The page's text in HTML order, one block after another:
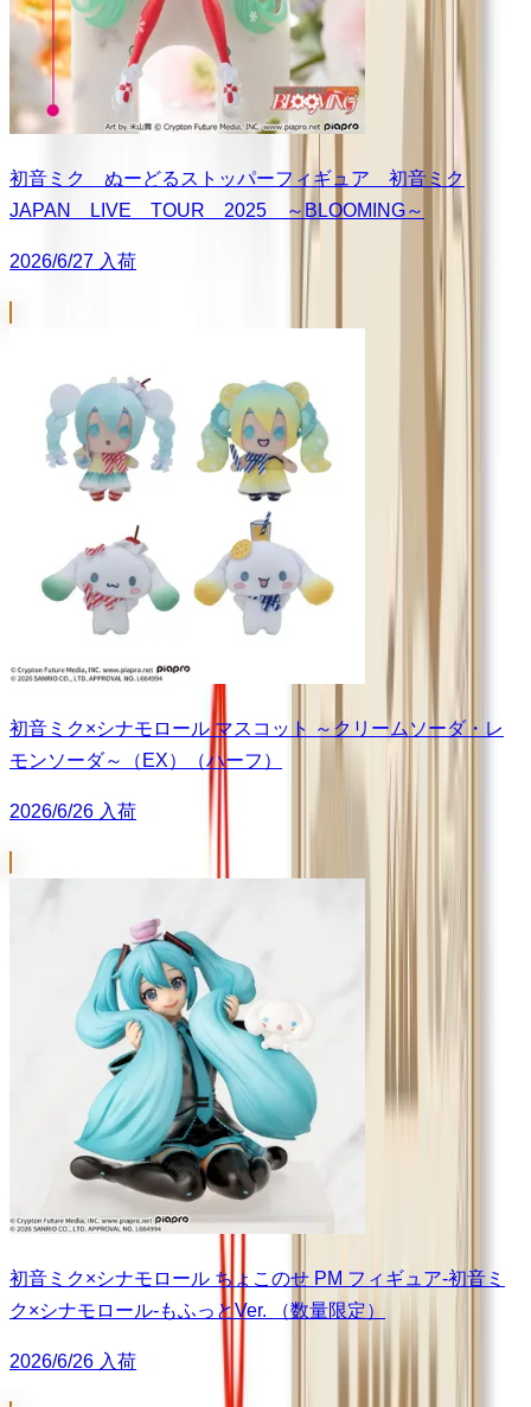
初音ミク ぬーどるストッパーフィギュア 初音ミク
JAPAN LIVE TOUR 2025 ～BLOOMING～
2026/6/27 入荷
初音ミク×シナモロール マスコット ～クリームソーダ・レ
モンソーダ～（EX）（ハーフ）
2026/6/26 入荷
初音ミク×シナモロール ちょこのせ PM フィギュア‐初音ミ
ク×シナモロール‐もふっとVer. （数量限定）
2026/6/26 入荷